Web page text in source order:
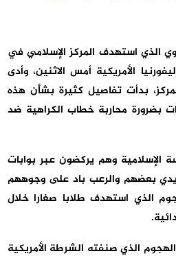
الذي استهدف المركز الإسلامي في
الأمريكية أمس الاثنين، وأدى
المركز، بدأت تفاصيل كثيرة بشأن هذه
بضرورة محاربة خطاب الكراهية ضد
الإسلامية وهم يركضون عبر بوابات
بعضهم والرعب باد على وجوههم
الذي استهدف طلابا صغارا خلال
الذي صنفته الشرطة الأمريكية